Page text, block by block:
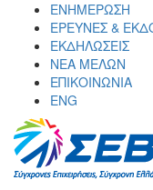
content
ΕΝΗΜΕΡΩΣΗ
ΕΡΕΥΝΕΣ &
ΕΚΔΗΛΩΣΕΙΣ
ΝΕΑ ΜΕΛΩΝ
ΕΠΙΚΟΙΝΩΝΙΑ
ENG